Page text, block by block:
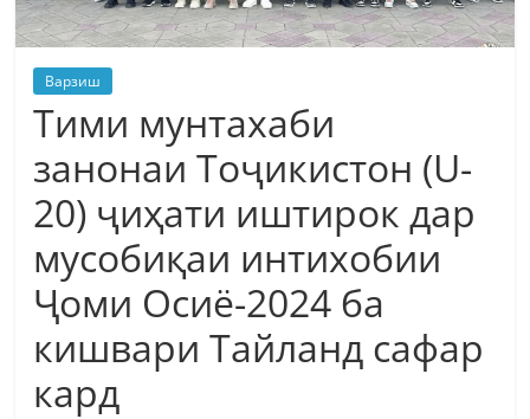
Варзиш
Тими мунтахаби
занонаи Тоҷикистон (U-
20) ҷиҳати иштирок дар
мусобиқаи интихобии
Ҷоми Осиё-2024 ба
кишвари Тайланд сафар
кард